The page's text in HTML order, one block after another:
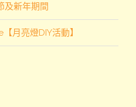
及新年期間
月亮燈DIY活動】